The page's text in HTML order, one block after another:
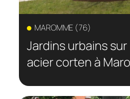
MAROMME (76)
Jardins urbains
acier corten à